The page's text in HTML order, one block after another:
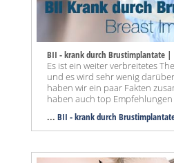
BII - krank durch Brustimplantate |
Es ist ein weiter verbreitetes
und es wird sehr wenig
haben wir ein paar Fakten
haben auch top Empfehlungen
... BII - krank durch